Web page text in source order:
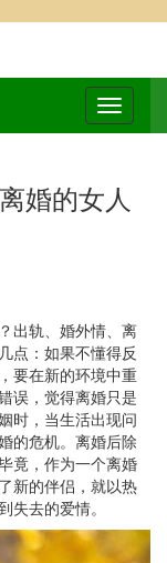
婚的女人
出轨、婚外情、离
点：如果不懂得反
要在新的环境中重
误，觉得离婚只是
时，当生活出现问
的危机。离婚后除
竟，作为一个离婚
新的伴侣，就以热
去的爱情。